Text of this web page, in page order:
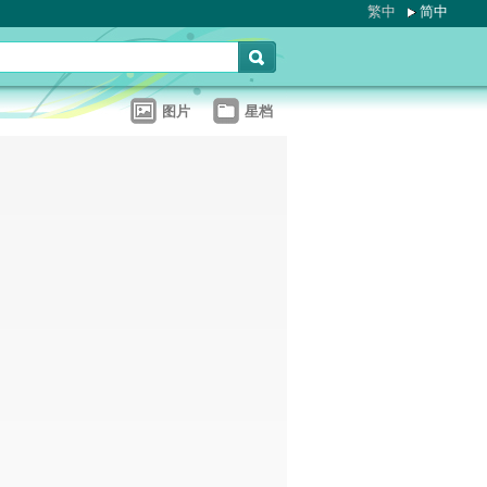
繁中 简中
图片 星档